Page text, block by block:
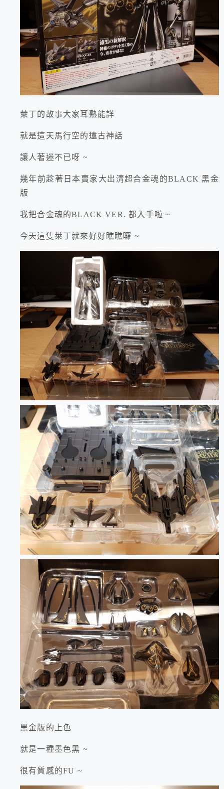
萊丁的故事大家耳熟能詳
就是這天馬行空的遠古神話
讓人著迷不已呀 ~
幾年前趁著日本賣家大出清超合金魂的BLACK 黑金
版
我把合金魂的BLACK VER. 都入手啦 ~
今天這隻萊丁就來好好瞧瞧囉 ~
黑金版的上色
就是一種墨色黑 ~
很有質感的FU ~